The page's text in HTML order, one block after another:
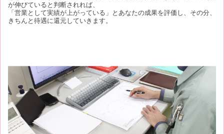
が伸びていると判断されれば、
「営業として実績が上がっている」とあなたの成果を評価し、その分、
きちんと待遇に還元していきます。